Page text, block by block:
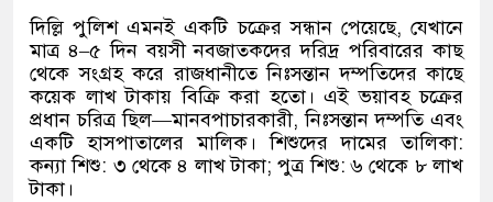
দিল্লি পুলিশ এমনই একটি চক্রের সন্ধান পেয়েছে, যেখানে
মাত্র ৪–৫ দিন বয়সী নবজাতকদের দরিদ্র পরিবারের কাছ
থেকে সংগ্রহ করে রাজধানীতে নিঃসন্তান দম্পতিদের কাছে
কয়েক লাখ টাকায় বিক্রি করা হতো। এই ভয়াবহ চক্রের
প্রধান চরিত্র ছিল—মানবপাচারকারী, নিঃসন্তান দম্পতি এবং
একটি হাসপাতালের মালিক। শিশুদের দামের তালিকা:
কন্যা শিশু: ৩ থেকে ৪ লাখ টাকা; পুত্র শিশু: ৬ থেকে ৮ লাখ
টাকা।